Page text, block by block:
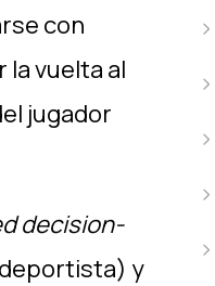
con
vuelta al
jugador
decision-
y